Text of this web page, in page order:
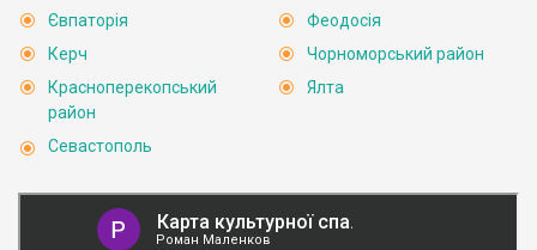
Євпаторія
Керч
Красноперекопський
район
Севастополь
Феодосія
Чорноморський район
Ялта